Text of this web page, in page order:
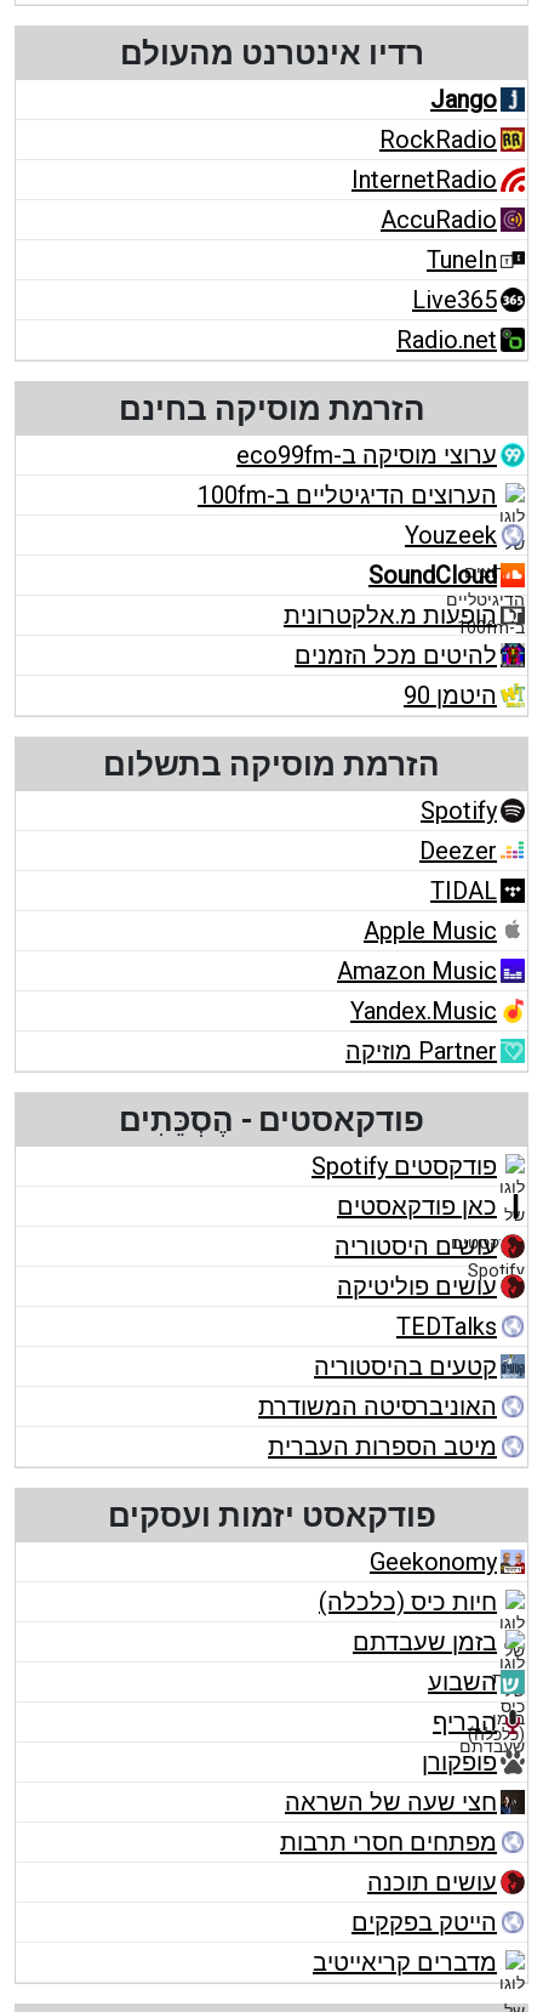
רדיו אינטרנט מהעולם
Jango
RockRadio
InternetRadio
AccuRadio
TuneIn
Live365
Radio.net
הזרמת מוסיקה בחינם
ערוצי מוסיקה ב-eco99fm
הערוצים הדיגיטליים ב-100fm
Youzeek
SoundCloud
הופעות מ.אלקטרונית
להיטים מכל הזמנים
היטמן 90
הזרמת מוסיקה בתשלום
Spotify
Deezer
TIDAL
Apple Music
Amazon Music
Yandex.Music
Partner מוזיקה
פודקאסטים - הֶסְכֵּתִים
פודקסטים Spotify
כאן פודקאסטים
עושים היסטוריה
עושים פוליטיקה
TEDTalks
קטעים בהיסטוריה
האוניברסיטה המשודרת
מיטב הספרות העברית
פודקאסט יזמות ועסקים
Geekonomy
חיות כיס (כלכלה)
בזמן שעבדתם
השבוע
הבריף
פופקורן
חצי שעה של השראה
מפתחים חסרי תרבות
עושים תוכנה
הייטק בפקקים
מדברים קריאייטיב